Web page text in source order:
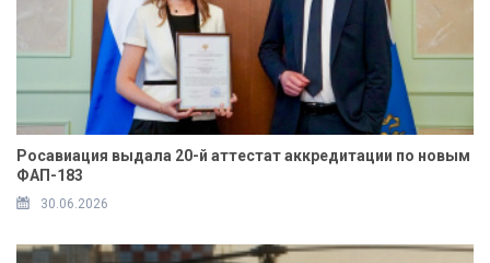
Росавиация выдала 20-й аттестат аккредитации по новым
ФАП-183
30.06.2026